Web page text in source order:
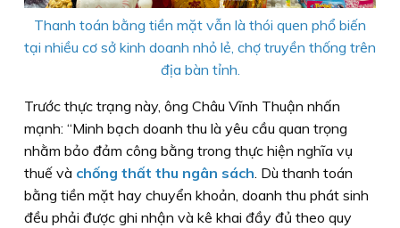
Thanh toán bằng tiền mặt vẫn là thói quen phổ biến
tại nhiều cơ sở kinh doanh nhỏ lẻ, chợ truyền thống trên
địa bàn tỉnh.
Trước thực trạng này, ông Châu Vĩnh Thuận nhấn
mạnh: “Minh bạch doanh thu là yêu cầu quan trọng
nhằm bảo đảm công bằng trong thực hiện nghĩa vụ
thuế và chống thất thu ngân sách. Dù thanh toán
bằng tiền mặt hay chuyển khoản, doanh thu phát sinh
đều phải được ghi nhận và kê khai đầy đủ theo quy